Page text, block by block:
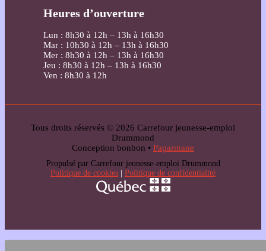
Heures d’ouverture
Lun : 8h30 à 12h – 13h à 16h30
Mar : 10h30 à 12h – 13h à 16h30
Mer : 8h30 à 12h – 13h à 16h30
Jeu : 8h30 à 12h – 13h à 16h30
Ven : 8h30 à 12h
Tous droits réservés © 2026 Carrefour jeunesse-emploi
Drummond
Conception bonbon • Paparmane
Propulsé par Carrefour jeunesse-emploi Drummond
Politique de cookies | Politique de confidentialité